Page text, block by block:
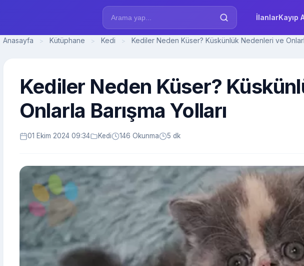
İlanlarKayıp
Anasayfa > Kütüphane > Kedi > Kediler Neden Küser? Küskünlük Nedenleri ve
Kediler Neden Küser?
Onlarla Barışma Yolları
01 Ekim 2024 09:34 Kedi 146 Okunma 5 dk